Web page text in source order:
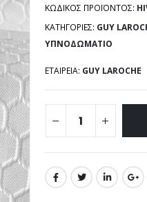
ΚΩΔΙΚΌΣ ΠΡΟΪΌΝΤΟΣ:
ΚΑΤΗΓΟΡΊΕΣ: GUY
ΥΠΝΟΔΩΜΆΤΙΟ
ΕΤΑΙΡΕΊΑ: GUY LAROCHE